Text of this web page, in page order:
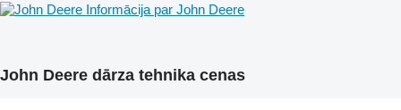
Informācija par John Deere
John Deere dārza tehnika cenas